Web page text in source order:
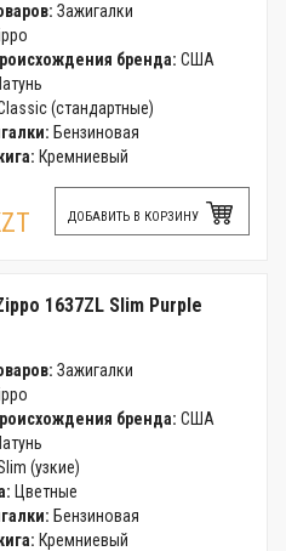
Зажигалки
бренда: США
(стандартные)
Бензиновая
Кремниевый
ДОБАВИТЬ В КОРЗИНУ
1637ZL Slim Purple
Зажигалки
бренда: США
(узкие)
Цветные
Бензиновая
Кремниевый